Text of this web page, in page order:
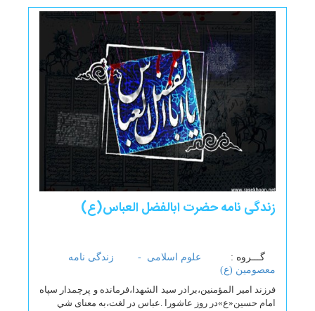
زندگی نامه حضرت ابالفضل العباس(ع)
گـــروه : علوم اسلامی -
زندگی نامه
معصومین (ع)
فرزند امير المؤمنين،برادر سيد الشهدا،فرمانده و پرچمدار سپاه
امام حسين«ع»در روز عاشورا .عباس در لغت،به معناى شي